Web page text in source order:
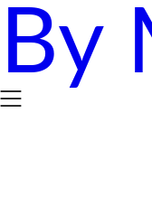
Skip
content
By